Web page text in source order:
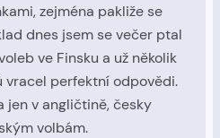
zejména pakliže se
dnes jsem se večer ptal
ve Finsku a už několik
vracel perfektní odpovědi.
jen v angličtině, česky
volbám.